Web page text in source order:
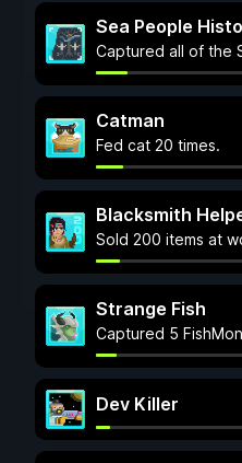
Sea People
Captured all of the
Catman
Fed cat 20 times.
Blacksmith
Sold 200 items at
Strange Fish
Captured 5
Dev Killer